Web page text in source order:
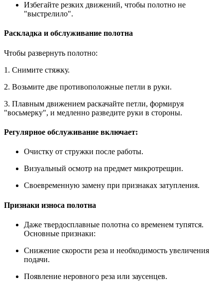
Избегайте резких движений, чтобы полотно не
"выстрелило".
Раскладка и обслуживание полотна
Чтобы развернуть полотно:
1. Снимите стяжку.
2. Возьмите две противоположные петли в руки.
3. Плавным движением раскачайте петли, формируя
"восьмерку", и медленно разведите руки в стороны.
Регулярное обслуживание включает:
Очистку от стружки после работы.
Визуальный осмотр на предмет микротрещин.
Своевременную замену при признаках затупления.
Признаки износа полотна
Даже твердосплавные полотна со временем тупятся.
Основные признаки:
Снижение скорости реза и необходимость увеличения
подачи.
Появление неровного реза или заусенцев.